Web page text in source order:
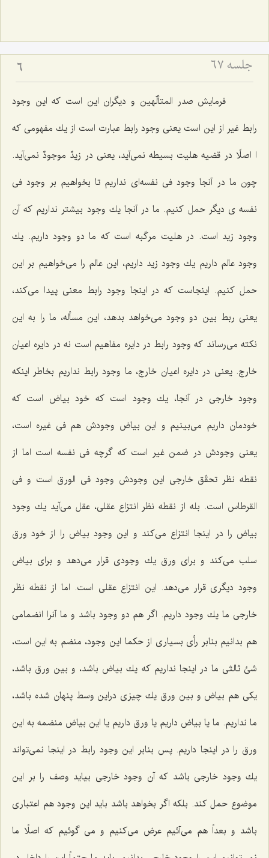
جلسه ۶۷ 6
فرمایش صدر المتألّهین و دیگران این است كه این وجود
رابط غیر از این است یعنى وجود رابط عبارت است از یك مفهومى كه
ا اصلًا در قضیه هلیت بسیطه نمى‌آید، یعنى در زیدٌ موجودٌ نمى‌آید.
چون ما در آنجا وجود فى نفسه‌اى نداریم تا بخواهیم بر وجود فى
نفسه ی دیگر حمل كنیم. ما در آنجا یك وجود بیشتر نداریم كه آن
وجود زید است. در هلیت مركّبه است كه ما دو وجود داریم. یك
وجود عالم داریم یك وجود زید داریم، این عالم را مى‌خواهیم بر این
حمل كنیم. اینجاست كه در اینجا وجود رابط معنى پیدا مى‌كند،
یعنى ربط بین دو وجود مى‌خواهد بدهد، این مسأله، ما را به این
نكته مى‌رساند كه وجود رابط در دایره مفاهیم است نه در دایره اعیان
خارج. یعنى در دایره اعیان خارج، ما وجود رابط نداریم بخاطر اینكه
وجود خارجى در آنجا، یك وجود است كه خود بیاض است كه
خودمان داریم مى‌بینیم و این بیاض وجودش هم فى غیره است،
یعنى وجودش در ضمن غیر است كه گرچه فى نفسه است اما از
نقطه نظر تحقّق خارجى این وجودش وجود فى الورق است و فى
القرطاس است. بله از نقطه نظر انتزاع عقلى، عقل مى‌آید یك وجود
بیاض را در اینجا انتزاع مى‌كند و این وجود بیاض را از خود ورق
سلب مى‌كند و براى ورق یك وجودى قرار مى‌دهد و براى بیاض
وجود دیگرى قرار مى‌دهد. این انتزاع عقلى است. اما از نقطه نظر
خارجى ما یك وجود داریم. اگر هم دو وجود باشد و ما آنرا انضمامى
هم بدانیم بنابر رأى بسیارى از حكما این وجود، منضم به این است،
شئ ثالثى ما در اینجا نداریم كه یك بیاض باشد، و بین ورق باشد،
یكى هم بیاض و بین ورق یك چیزى دراین وسط پنهان شده باشد،
ما نداریم. ما یا بیاض داریم یا ورق داریم یا این بیاض منضمه به این
ورق را در اینجا داریم. پس بنابر این وجود رابط در اینجا نمى‌تواند
یك وجود خارجى باشد كه آن وجود خارجى بیاید وصف را بر این
موضوع حمل كند. بلكه اگر بخواهد باشد باید این وجود هم اعتبارى
باشد و بعداً هم مى‌آئیم عرض مى‌كنیم و مى گوئیم كه اصلًا ما